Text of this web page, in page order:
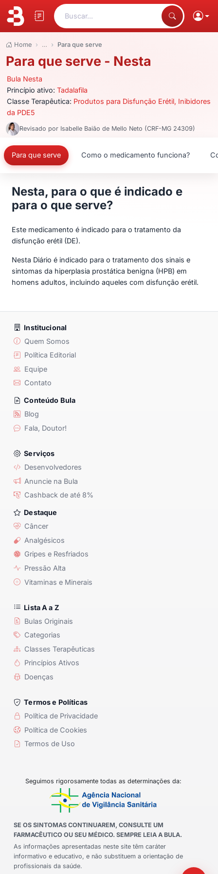
Buscar...
Home … Para que serve
Para que serve - Nesta
Bula Nesta
Princípio ativo:Tadalafila
Classe Terapêutica: Produtos para Disfunção Erétil, Inibidores
da PDE5
Revisado por Isabelle Baião de Mello Neto (CRF-MG 24309)
Para que serve Como o medicamento funciona?
Nesta, para o que é indicado e
para o que serve?
Este medicamento é indicado para o tratamento da
disfunção erétil (DE).
Nesta Diário é indicado para o tratamento dos sinais e
sintomas da hiperplasia prostática benigna (HPB) em
homens adultos, incluindo aqueles com disfunção erétil.
Institucional
Quem Somos
Política Editorial
Equipe
Contato
Conteúdo Bula
Blog
Fala, Doutor!
Serviços
Desenvolvedores
Anuncie na Bula
Cashback de até 8%
Destaque
Câncer
Analgésicos
Gripes e Resfriados
Pressão Alta
Vitaminas e Minerais
Lista A a Z
Bulas Originais
Categorias
Classes Terapêuticas
Princípios Ativos
Doenças
Termos e Políticas
Política de Privacidade
Política de Cookies
Termos de Uso
Seguimos rigorosamente todas as determinações da:
SE OS SINTOMAS CONTINUAREM, CONSULTE UM
FARMACÊUTICO OU SEU MÉDICO. SEMPRE LEIA A BULA.
As informações apresentadas neste site têm caráter
informativo e educativo, e não substituem a orientação de
profissionais da saúde.